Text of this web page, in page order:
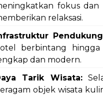
fokus dan
relaksasi.
berbintang hingga
dan modern.
Tarik Wisata:
objek wisata